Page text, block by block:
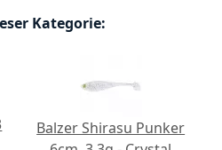
Kategorie:
Balzer Shirasu Punker